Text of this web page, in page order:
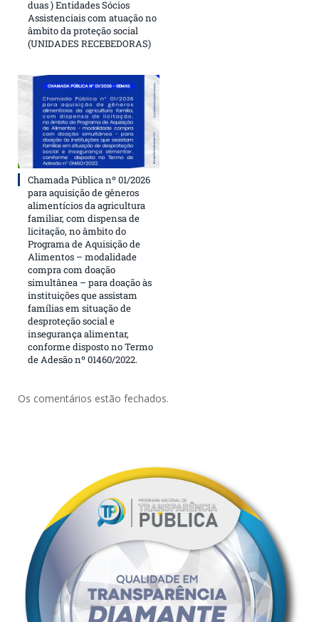
duas ) Entidades Sócios
Assistenciais com atuação no
âmbito da proteção social
(UNIDADES RECEBEDORAS)
Chamada Pública nº 01/2026
para aquisição de gêneros
alimentícios da agricultura
familiar, com dispensa de
licitação, no âmbito do
Programa de Aquisição de
Alimentos – modalidade
compra com doação
simultânea – para doação às
instituições que assistam
famílias em situação de
desproteção social e
insegurança alimentar,
conforme disposto no Termo
de Adesão nº 01460/2022.
Os comentários estão fechados.